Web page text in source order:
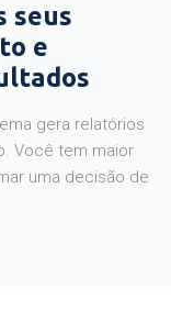
seus
e
gera relatórios
Você tem maior
uma decisão de